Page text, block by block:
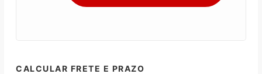
CALCULAR FRETE E PRAZO